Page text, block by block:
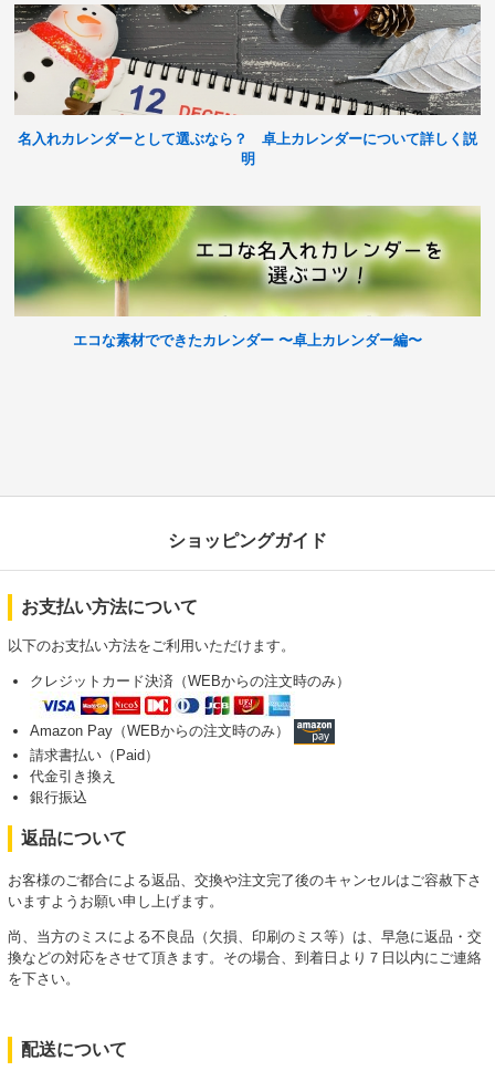
名入れカレンダーとして選ぶなら？ 卓上カレンダーについて詳しく説
明
エコな素材でできたカレンダー 〜卓上カレンダー編〜
ショッピングガイド
お支払い方法について
以下のお支払い方法をご利用いただけます。
クレジットカード決済（WEBからの注文時のみ）
Amazon Pay（WEBからの注文時のみ）
請求書払い（Paid）
代金引き換え
銀行振込
返品について
お客様のご都合による返品、交換や注文完了後のキャンセルはご容赦下さ
いますようお願い申し上げます。
尚、当方のミスによる不良品（欠損、印刷のミス等）は、早急に返品・交
換などの対応をさせて頂きます。その場合、到着日より７日以内にご連絡
を下さい。
配送について